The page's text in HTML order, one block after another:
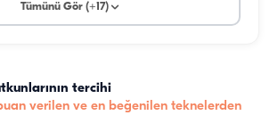
Tümünü Gör (+17)
tercihi
verilen ve en beğenilen teknelerden